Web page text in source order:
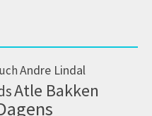
Andre Lindal
Atle Bakken